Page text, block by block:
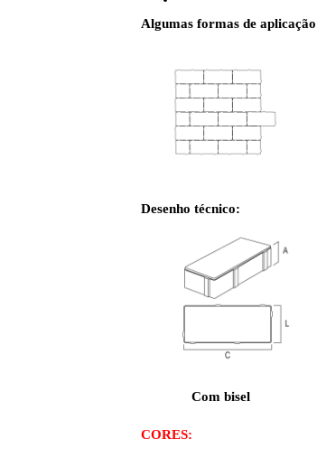
Algumas formas de
Desenho técnico:
Com bisel
CORES: